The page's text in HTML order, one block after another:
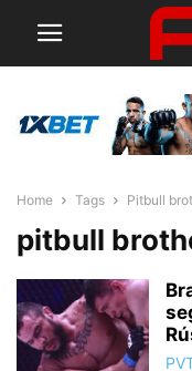
Home Tags Pitbull
pitbull